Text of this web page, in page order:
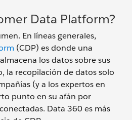
Data Platform?
En líneas generales,
(CDP) es donde una
los datos sobre sus
la recopilación de datos solo
(y a los expertos en
punto en su afán por
Data 360 es más